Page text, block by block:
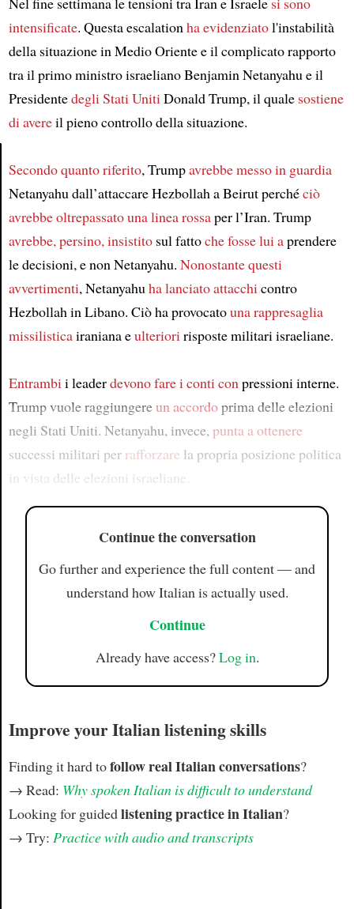
Article
intensificate. Questa escalation ha evidenziatol'instabilità
della situazione in Medio Oriente e il complicato rapporto
tra il primo ministro israeliano Benjamin Netanyahu e il
Presidentedegli Stati Uniti Donald Trump, il quale sostiene
di avereil pieno controllo della situazione.
Secondo quanto riferito, Trumpavrebbe messo in guardia
Netanyahu dall’attaccare Hezbollah a Beirut perchéciò
avrebbe oltrepassato una linea rossaper l’Iran. Trump
avrebbe, persino, insistitosul fattoche fosse lui aprendere
le decisioni, e non Netanyahu. Nonostante questi
avvertimenti, Netanyahu ha lanciato attacchi contro
Hezbollah in Libano. Ciò ha provocatouna rappresaglia
missilisticairaniana eulteriori risposte militari israeliane.
Entrambi i leaderdevono fare i conti con pressioni interne.
Trump vuole raggiungereun accordoprima delle elezioni
negli Stati Uniti. Netanyahu, invece, punta a ottenere
successi militari per rafforzare la propria posizione politica
in vista delle elezioni israeliane.
Continue the conversation
Go further and experience the full content — and
understand how Italian is actually used.
Continue
Already have access?Log in.
Improve your Italian listening skills
Finding it hard tofollow real Italian conversations?
→ Read: Why spoken Italian is difficult to understand
Looking for guidedlistening practice in Italian?
→ Try: Practice with audio and transcripts